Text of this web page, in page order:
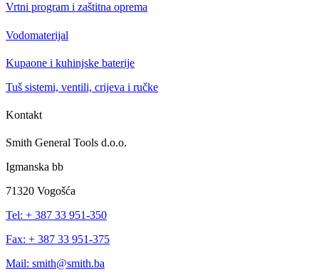
Vrtni program i zaštitna oprema
Vodomaterijal
Kupaone i kuhinjske baterije
Tuš sistemi, ventili, crijeva i ručke
Kontakt
Smith General Tools d.o.o.
Igmanska bb
71320 Vogošća
Tel: + 387 33 951-350
Fax: + 387 33 951-375
Mail: smith@smith.ba